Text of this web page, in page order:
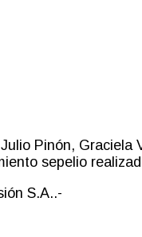
Pinón, Graciela
sepelio
S.A..-